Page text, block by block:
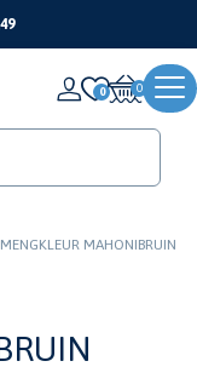
0
MENGKLEUR MAHONIBRUIN